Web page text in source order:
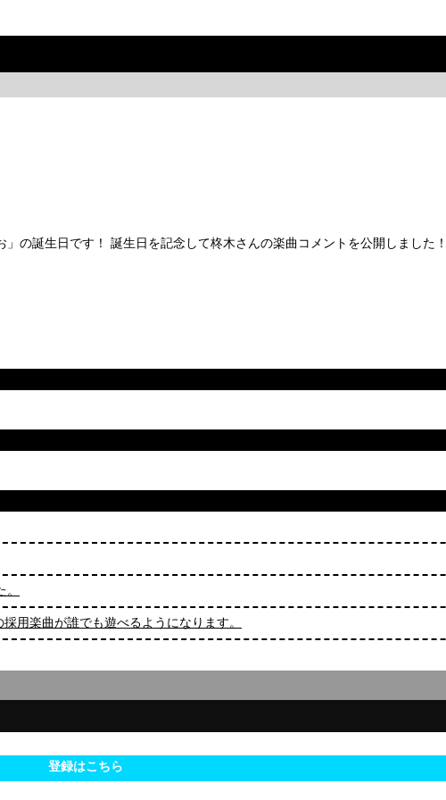
の誕生日です！ 誕生日を記念して柊木さんの楽曲コメントを公開しました！
用楽曲が誰でも遊べるようになります。
登録はこちら